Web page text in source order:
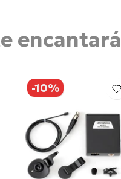
encantará
-10%